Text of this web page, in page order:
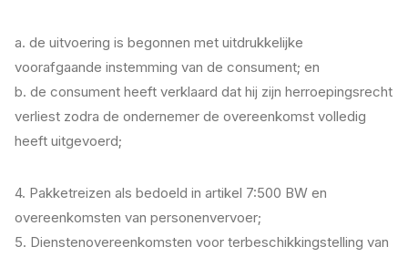
a. de uitvoering is begonnen met uitdrukkelijke
voorafgaande instemming van de consument; en
b. de consument heeft verklaard dat hij zijn herroepingsrecht
verliest zodra de ondernemer de overeenkomst volledig
heeft uitgevoerd;
4. Pakketreizen als bedoeld in artikel 7:500 BW en
overeenkomsten van personenvervoer;
5. Dienstenovereenkomsten voor terbeschikkingstelling van